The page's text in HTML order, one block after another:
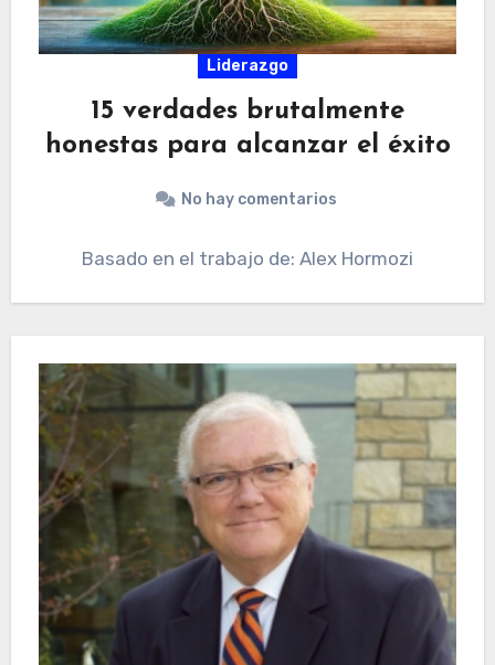
Liderazgo
15 verdades brutalmente
honestas para alcanzar el éxito
No hay comentarios
Basado en el trabajo de: Alex Hormozi